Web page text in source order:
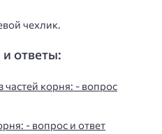
чехлик.
ответы:
частей корня: - вопрос
- вопрос и ответ